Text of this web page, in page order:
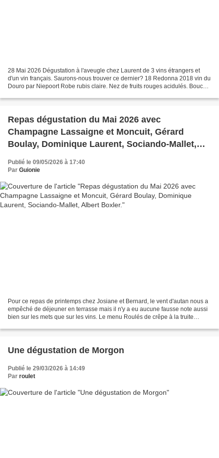
28 Mai 2026 Dégustation à l'aveugle chez Laurent de 3 vins étrangers et
d'un vin français. Saurons-nous trouver ce dernier? 18 Redonna 2018 vin du
Douro par Niepoort Robe rubis claire. Nez de fruits rouges acidulés. Bouche
Repas dégustation du Mai 2026 avec
Champagne Lassaigne et Moncuit, Gérard
Boulay, Dominique Laurent, Sociando-Mallet,
Albert Boxler.
Publié le 09/05/2026 à 17:40
Par Guionie
Pour ce repas de printemps chez Josiane et Bernard, le vent d'autan nous a
empêché de déjeuner en terrasse mais il n'y a eu aucune fausse note aussi
bien sur les mets que sur les vins. Le menu Roulés de crêpe à la truite
Une dégustation de Morgon
Publié le 29/03/2026 à 14:49
Par roulet